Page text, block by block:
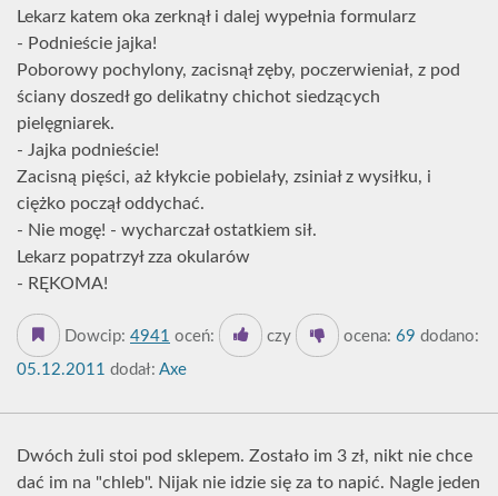
Lekarz katem oka zerknął i dalej wypełnia formularz
- Podnieście jajka!
Poborowy pochylony, zacisnął zęby, poczerwieniał, z pod
ściany doszedł go delikatny chichot siedzących
pielęgniarek.
- Jajka podnieście!
Zacisną pięści, aż kłykcie pobielały, zsiniał z wysiłku, i
ciężko począł oddychać.
- Nie mogę! - wycharczał ostatkiem sił.
Lekarz popatrzył zza okularów
- RĘKOMA!
Dowcip: 4941 oceń: czy ocena: 69 dodano:
05.12.2011 dodał: Axe
Dwóch żuli stoi pod sklepem. Zostało im 3 zł, nikt nie chce
dać im na "chleb". Nijak nie idzie się za to napić. Nagle jeden